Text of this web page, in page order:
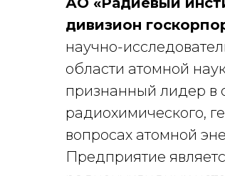
дивизион
научно-
области атомной
признанный лидер в
радиохимического,
вопросах атомной
Предприятие